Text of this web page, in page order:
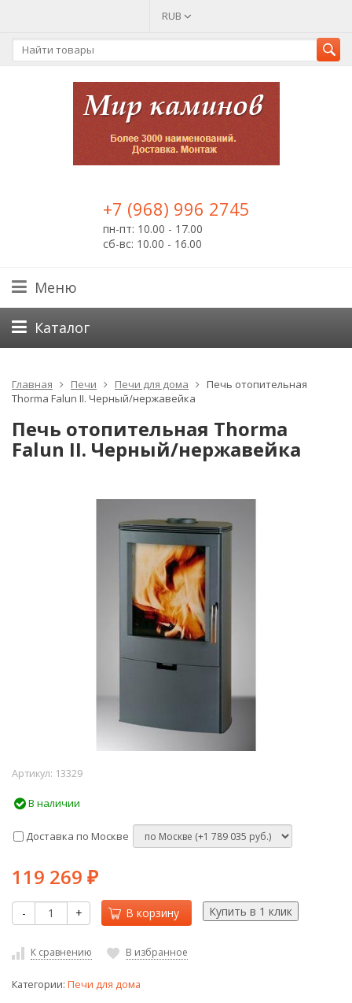
RUB
+7 (968) 996 2745
пн-пт: 10.00 - 17.00
сб-вс: 10.00 - 16.00
Меню
Каталог
Главная Печи Печи для дома
Печь отопительная
Thorma Falun II. Черный/нержавейка
Печь отопительная Thorma
Falun II. Черный/нержавейка
Артикул: 13329
В наличии
Доставка по Москве
119 269 ₽
- + В корзину
К сравнению В избранное
Категории: Печи для дома